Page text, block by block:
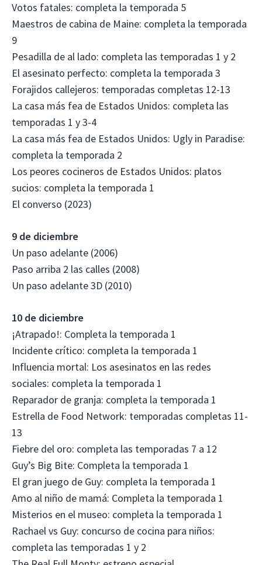
Votos fatales: completa la temporada 5
Maestros de cabina de Maine: completa la temporada
9
Pesadilla de al lado: completa las temporadas 1 y 2
El asesinato perfecto: completa la temporada 3
Forajidos callejeros: temporadas completas 12-13
La casa más fea de Estados Unidos: completa las
temporadas 1 y 3-4
La casa más fea de Estados Unidos: Ugly in Paradise:
completa la temporada 2
Los peores cocineros de Estados Unidos: platos
sucios: completa la temporada 1
El converso (2023)
9 de diciembre
Un paso adelante (2006)
Paso arriba 2 las calles (2008)
Un paso adelante 3D (2010)
10 de diciembre
¡Atrapado!: Completa la temporada 1
Incidente crítico: completa la temporada 1
Influencia mortal: Los asesinatos en las redes
sociales: completa la temporada 1
Reparador de granja: completa la temporada 1
Estrella de Food Network: temporadas completas 11-
13
Fiebre del oro: completa las temporadas 7 a 12
Guy’s Big Bite: Completa la temporada 1
El gran juego de Guy: completa la temporada 1
Amo al niño de mamá: Completa la temporada 1
Misterios en el museo: completa la temporada 1
Rachael vs Guy: concurso de cocina para niños:
completa las temporadas 1 y 2